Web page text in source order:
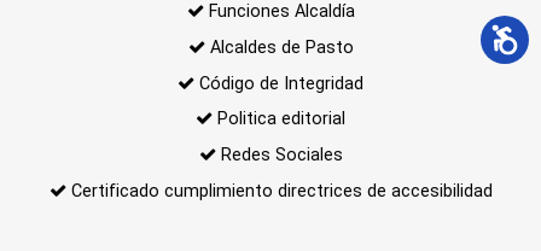
Funciones Alcaldía
Alcaldes de Pasto
Código de Integridad
Politica editorial
Redes Sociales
Certificado cumplimiento directrices de accesibilidad